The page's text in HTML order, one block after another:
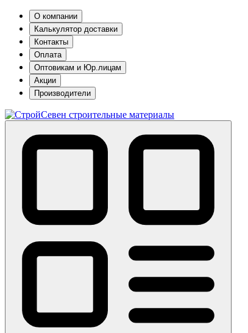
О компании
Калькулятор доставки
Контакты
Оплата
Оптовикам и Юр.лицам
Акции
Производители